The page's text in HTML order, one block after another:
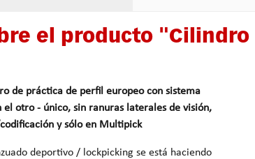
el producto
de práctica de perfil europeo con sistema
otro - único, sin ranuras laterales de visión,
y sólo en Multipick
deportivo / lockpicking se está haciendo